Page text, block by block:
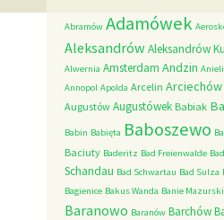
Abramów Adamówek
AleksandrówAleksandrów
Alwernia Amsterdam Andzin
Annopol Apolda Arcelin Arciechów
Augustów Augustówek Babiak
Babin Babięta Baboszewo
Baciuty Baderitz Bad Freienwalde
Schandau Bad Schwartau Bad Sulza
Bagienice Bakus Wanda Banie
Baranowo Baranów Barchów